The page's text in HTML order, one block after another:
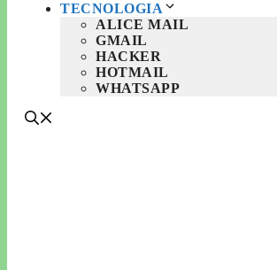
TECNOLOGIA
ALICE MAIL
GMAIL
HACKER
HOTMAIL
WHATSAPP